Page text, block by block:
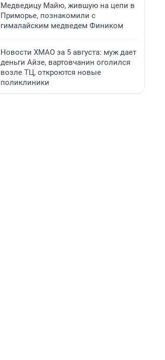
Медведицу Майю, жившую на цепи в
Приморье, познакомили с
гималайским медведем Фиником
Новости ХМАО за 5 августа: муж дает
деньги Айзе, вартовчанин оголился
возле ТЦ, откроются новые
поликлиники